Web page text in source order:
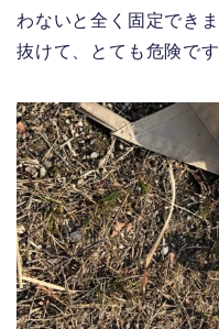
わないと全く固定でき
抜けて、とても危険です